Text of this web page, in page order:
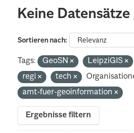
Keine
Sortieren nach
Tags: GeoSN LeipziGIS
regi
tech
amt-fuer-geoinformation
Ergebnisse filtern